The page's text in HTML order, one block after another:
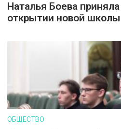
Наталья Боева
открытии новой школы
ОБЩЕСТВО